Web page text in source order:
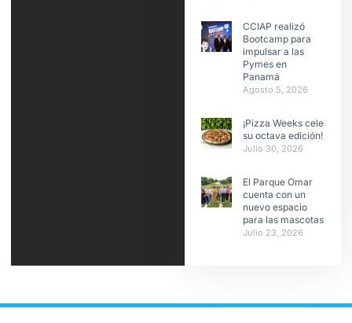
CCIAP realizó
Bootcamp para
impulsar a las
Pymes en
Panamá
Agosto 5, 2026
¡Pizza Weeks celebra
su octava edición!
Julio 30, 2026
El Parque Omar
cuenta con un
nuevo espacio
para las mascotas
Julio 23, 2026